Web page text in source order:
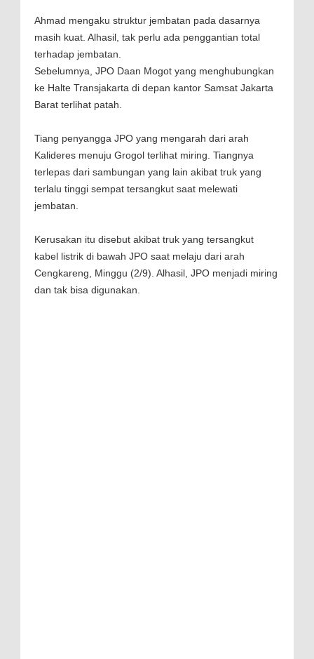
Ahmad mengaku struktur jembatan pada dasarnya
masih kuat. Alhasil, tak perlu ada penggantian total
terhadap jembatan.
Sebelumnya, JPO Daan Mogot yang menghubungkan
ke Halte Transjakarta di depan kantor Samsat Jakarta
Barat terlihat patah.
Tiang penyangga JPO yang mengarah dari arah
Kalideres menuju Grogol terlihat miring. Tiangnya
terlepas dari sambungan yang lain akibat truk yang
terlalu tinggi sempat tersangkut saat melewati
jembatan.
Kerusakan itu disebut akibat truk yang tersangkut
kabel listrik di bawah JPO saat melaju dari arah
Cengkareng, Minggu (2/9). Alhasil, JPO menjadi miring
dan tak bisa digunakan.